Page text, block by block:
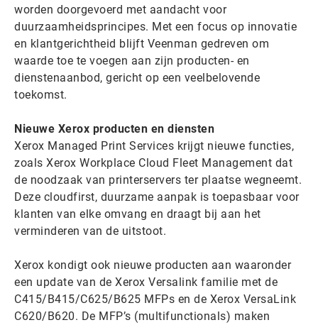
worden doorgevoerd met aandacht voor
duurzaamheidsprincipes. Met een focus op innovatie
en klantgerichtheid blijft Veenman gedreven om
waarde toe te voegen aan zijn producten- en
dienstenaanbod, gericht op een veelbelovende
toekomst.
Nieuwe Xerox producten en diensten
Xerox Managed Print Services krijgt nieuwe functies,
zoals Xerox Workplace Cloud Fleet Management dat
de noodzaak van printerservers ter plaatse wegneemt.
Deze cloudfirst, duurzame aanpak is toepasbaar voor
klanten van elke omvang en draagt bij aan het
verminderen van de uitstoot.
Xerox kondigt ook nieuwe producten aan waaronder
een update van de Xerox Versalink familie met de
C415/B415/C625/B625 MFPs en de Xerox VersaLink
C620/B620. De MFP’s (multifunctionals) maken